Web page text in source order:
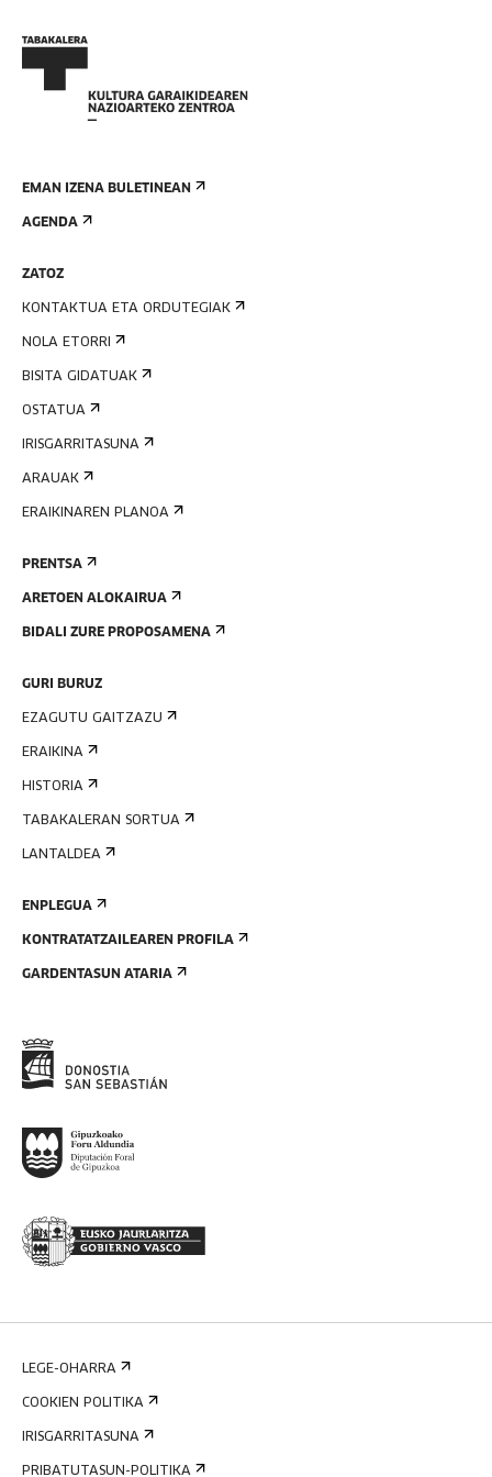
EMAN IZENA BULETINEAN
AGENDA
ZATOZ
KONTAKTUA ETA ORDUTEGIAK
NOLA ETORRI
BISITA GIDATUAK
OSTATUA
IRISGARRITASUNA
ARAUAK
ERAIKINAREN PLANOA
PRENTSA
ARETOEN ALOKAIRUA
BIDALI ZURE PROPOSAMENA
GURI BURUZ
EZAGUTU GAITZAZU
ERAIKINA
HISTORIA
TABAKALERAN SORTUA
LANTALDEA
ENPLEGUA
KONTRATATZAILEAREN PROFILA
GARDENTASUN ATARIA
LEGE-OHARRA
COOKIEN POLITIKA
IRISGARRITASUNA
PRIBATUTASUN-POLITIKA